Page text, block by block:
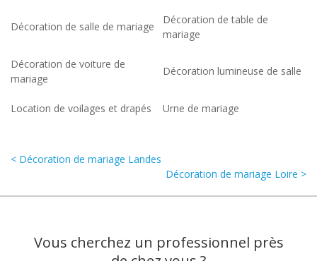
Décoration de salle de mariage
Décoration de table de
mariage
Décoration de voiture de
mariage
Décoration lumineuse de salle
Location de voilages et drapés Urne de mariage
< Décoration de mariage Landes
Décoration de mariage Loire >
Vous cherchez un professionnel près